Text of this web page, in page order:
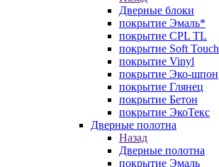
Дверные блоки
покрытие Эмаль*
покрытие CPL TL
покрытие Soft Touch
покрытие Vinyl
покрытие Эко-шпон
покрытие Глянец
покрытие Бетон
покрытие ЭкоТекс
Дверные полотна
Назад
Дверные полотна
покрытие Эмаль